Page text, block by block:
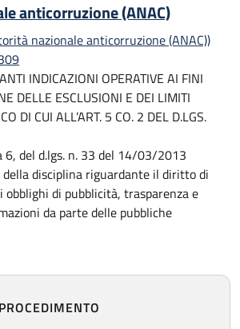
anticorruzione (ANAC)
nazionale anticorruzione (ANAC))
INDICAZIONI OPERATIVE AI FINI
DELLE ESCLUSIONI E DEI LIMITI
DI CUI ALL’ART. 5 CO. 2 DEL D.LGS.
6, del d.lgs. n. 33 del 14/03/2013
disciplina riguardante il diritto di
obblighi di pubblicità, trasparenza e
da parte delle pubbliche